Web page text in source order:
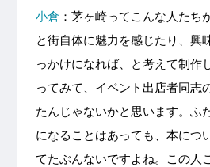
小倉 ：茅ヶ崎ってこんな人たち
と街自体に魅力を感じたり、興
っかけになれば、と考えて制作
ってみて、イベント出店者同志
たんじゃないかと思います。ふ
になることはあっても、本につ
てたぶんないですよね。この人